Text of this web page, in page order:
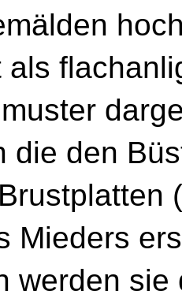
als
die den
Mieders
werden sie